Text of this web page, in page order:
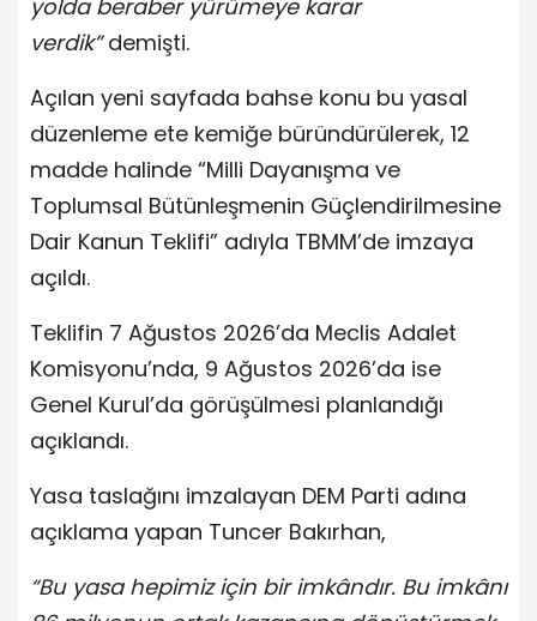
yolda beraber yürümeye karar
verdik”demişti.
Açılan yeni sayfada bahse konu bu yasal
düzenleme ete kemiğe büründürülerek, 12
madde halinde “Milli Dayanışma ve
Toplumsal Bütünleşmenin Güçlendirilmesine
Dair Kanun Teklifi” adıyla TBMM’de imzaya
açıldı.
Teklifin 7 Ağustos 2026’da Meclis Adalet
Komisyonu’nda, 9 Ağustos 2026’da ise
Genel Kurul’da görüşülmesi planlandığı
açıklandı.
Yasa taslağını imzalayan DEM Parti adına
açıklama yapan Tuncer Bakırhan,
“Bu yasa hepimiz için bir imkândır. Bu imkânı